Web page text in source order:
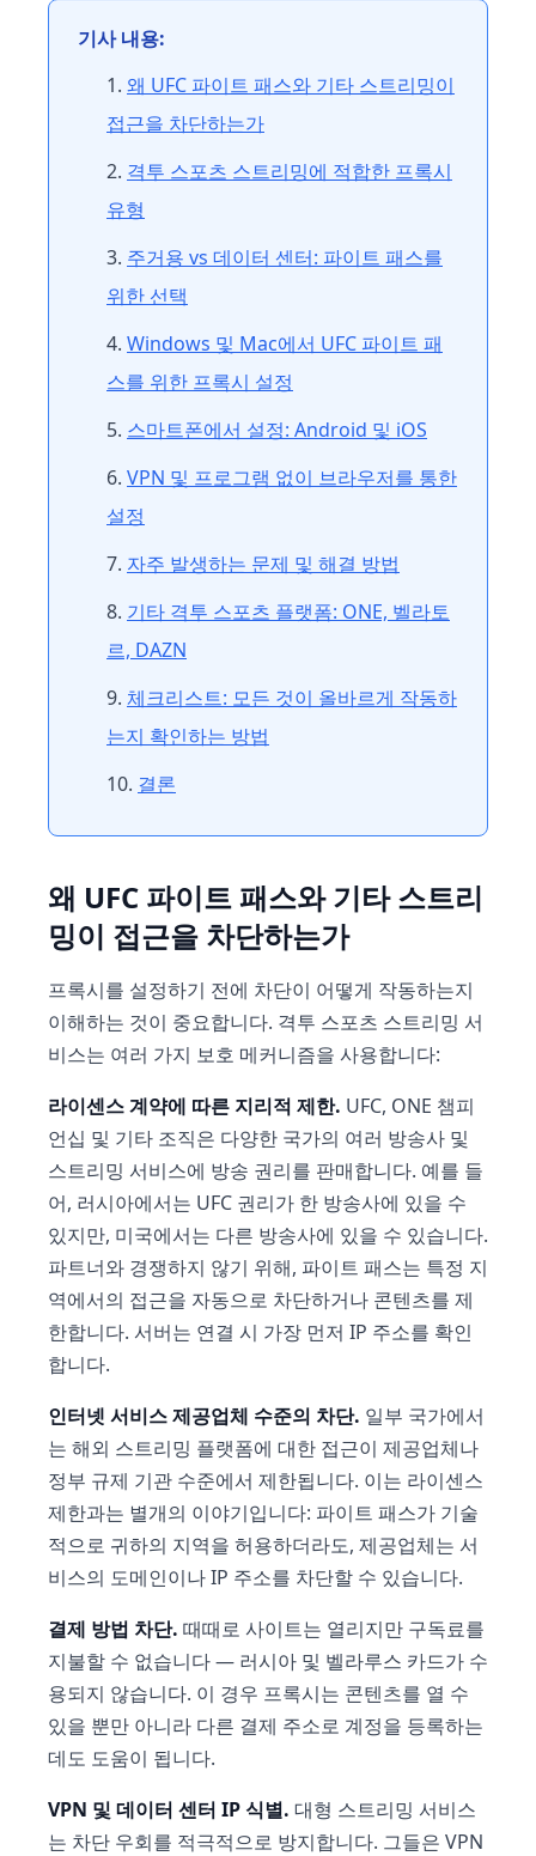
기사 내용:
왜 UFC 파이트 패스와 기타 스트리밍이
접근을 차단하는가
격투 스포츠 스트리밍에 적합한 프록시
유형
주거용 vs 데이터 센터: 파이트 패스를
위한 선택
Windows 및 Mac에서 UFC 파이트 패
스를 위한 프록시 설정
스마트폰에서 설정: Android 및 iOS
VPN 및 프로그램 없이 브라우저를 통한
설정
자주 발생하는 문제 및 해결 방법
기타 격투 스포츠 플랫폼: ONE, 벨라토
르, DAZN
체크리스트: 모든 것이 올바르게 작동하
는지 확인하는 방법
결론
왜 UFC 파이트 패스와 기타 스트리
밍이 접근을 차단하는가
프록시를 설정하기 전에 차단이 어떻게 작동하는지
이해하는 것이 중요합니다. 격투 스포츠 스트리밍 서
비스는 여러 가지 보호 메커니즘을 사용합니다:
라이센스 계약에 따른 지리적 제한. UFC, ONE 챔피
언십 및 기타 조직은 다양한 국가의 여러 방송사 및
스트리밍 서비스에 방송 권리를 판매합니다. 예를 들
어, 러시아에서는 UFC 권리가 한 방송사에 있을 수
있지만, 미국에서는 다른 방송사에 있을 수 있습니다.
파트너와 경쟁하지 않기 위해, 파이트 패스는 특정 지
역에서의 접근을 자동으로 차단하거나 콘텐츠를 제
한합니다. 서버는 연결 시 가장 먼저 IP 주소를 확인
합니다.
인터넷 서비스 제공업체 수준의 차단. 일부 국가에서
는 해외 스트리밍 플랫폼에 대한 접근이 제공업체나
정부 규제 기관 수준에서 제한됩니다. 이는 라이센스
제한과는 별개의 이야기입니다: 파이트 패스가 기술
적으로 귀하의 지역을 허용하더라도, 제공업체는 서
비스의 도메인이나 IP 주소를 차단할 수 있습니다.
결제 방법 차단. 때때로 사이트는 열리지만 구독료를
지불할 수 없습니다 — 러시아 및 벨라루스 카드가 수
용되지 않습니다. 이 경우 프록시는 콘텐츠를 열 수
있을 뿐만 아니라 다른 결제 주소로 계정을 등록하는
데도 도움이 됩니다.
VPN 및 데이터 센터 IP 식별. 대형 스트리밍 서비스
는 차단 우회를 적극적으로 방지합니다. 그들은 VPN